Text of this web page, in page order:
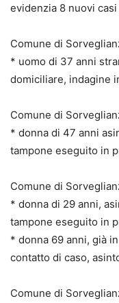
evidenzia 8 nuovi
Comune di
* uomo di 37 anni
domiciliare, indagine
Comune di
* donna di 47 anni
tampone eseguito in
Comune di
* donna di 29 anni,
tampone eseguito in
* donna 69 anni, già
contatto di caso,
Comune di